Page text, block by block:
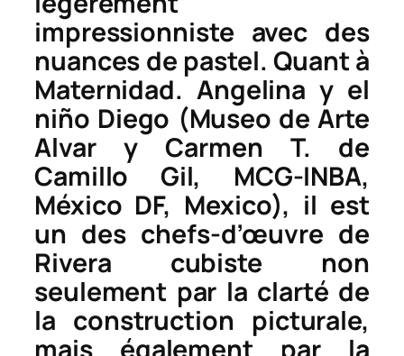
impressionniste avec des
nuances de pastel. Quant à
Maternidad. Angelina y el
niño Diego (Museo de Arte
Alvar y Carmen T. de
Camillo Gil, MCG-INBA,
México DF, Mexico), il est
un des chefs-d’œuvre de
Rivera cubiste non
seulement par la clarté de
la construction picturale,